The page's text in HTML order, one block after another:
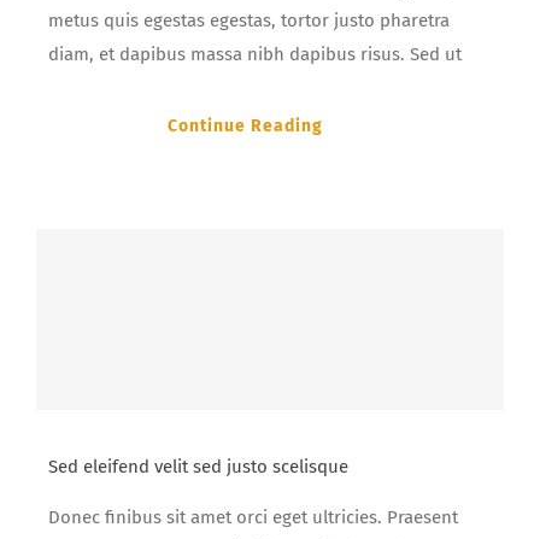
metus quis egestas egestas, tortor justo pharetra
diam, et dapibus massa nibh dapibus risus. Sed ut
Continue Reading
Sed eleifend velit sed justo scelisque
Donec finibus sit amet orci eget ultricies. Praesent